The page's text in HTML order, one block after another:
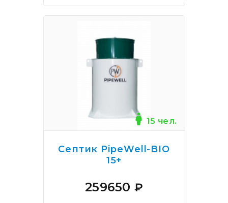
15 чел.
Септик PipeWell-BIO
15+
259650 ₽